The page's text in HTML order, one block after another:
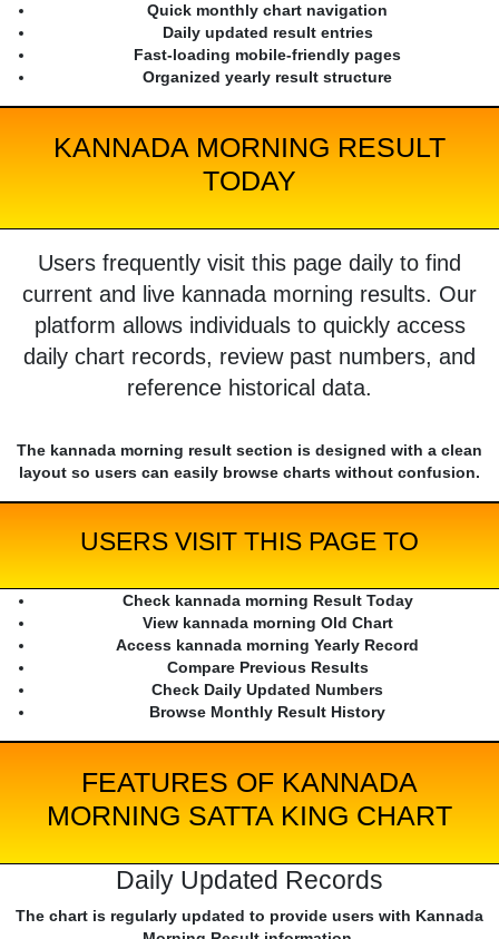
Quick monthly chart navigation
Daily updated result entries
Fast-loading mobile-friendly pages
Organized yearly result structure
KANNADA MORNING RESULT
TODAY
Users frequently visit this page daily to find
current and live kannada morning results. Our
platform allows individuals to quickly access
daily chart records, review past numbers, and
reference historical data.
The kannada morning result section is designed with a clean
layout so users can easily browse charts without confusion.
USERS VISIT THIS PAGE TO
Check kannada morning Result Today
View kannada morning Old Chart
Access kannada morning Yearly Record
Compare Previous Results
Check Daily Updated Numbers
Browse Monthly Result History
FEATURES OF KANNADA
MORNING SATTA KING CHART
Daily Updated Records
The chart is regularly updated to provide users with Kannada